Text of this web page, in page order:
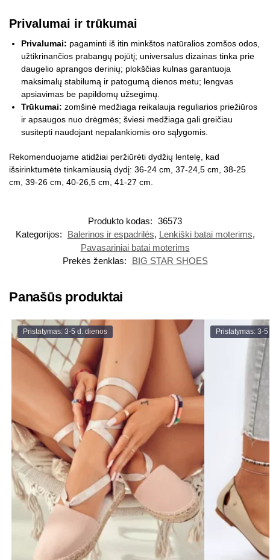
Privalumai ir trūkumai
Privalumai: pagaminti iš itin minkštos natūralios zomšos odos,
užtikrinančios prabangų pojūtį; universalus dizainas tinka prie
daugelio aprangos derinių; plokščias kulnas garantuoja
maksimalų stabilumą ir patogumą dienos metu; lengvas
apsiavimas be papildomų užsegimų.
Trūkumai: zomšinė medžiaga reikalauja reguliarios priežiūros
ir apsaugos nuo drėgmės; šviesi medžiaga gali greičiau
susitepti naudojant nepalankiomis oro sąlygomis.
Rekomenduojame atidžiai peržiūrėti dydžių lentelę, kad
išsirinktumėte tinkamiausią dydį: 36-24 cm, 37-24,5 cm, 38-25
cm, 39-26 cm, 40-26,5 cm, 41-27 cm.
Produkto kodas: 36573
Kategorijos:
Balerinos ir espadrilės, Lenkiški batai moterims,
Pavasariniai batai moterims
Prekės ženklas:
BIG STAR SHOES
Panašūs produktai
Pristatymas: 3-5 d. dienos Pristatymas: 3-